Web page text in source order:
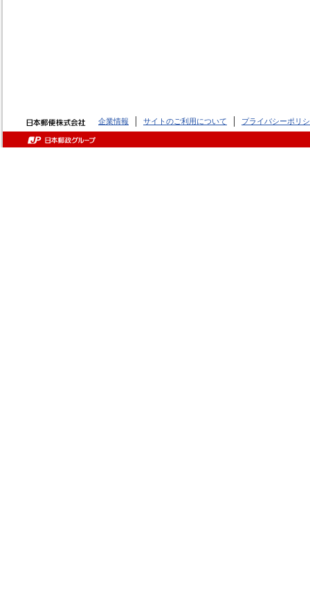
企業情報 サイトのご利用について プライバシーポリ